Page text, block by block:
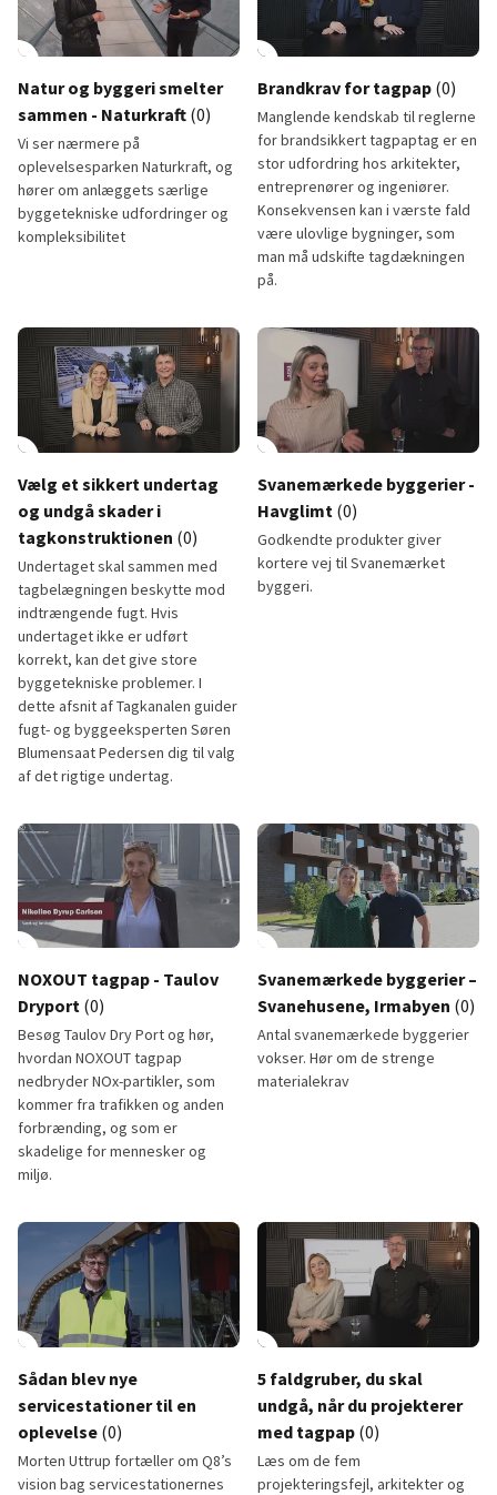
Natur og byggeri smelter
sammen - Naturkraft (0)
Vi ser nærmere på
oplevelsesparken Naturkraft, og
hører om anlæggets særlige
byggetekniske udfordringer og
kompleksibilitet
Natur og byggeri smelter sammen - Naturkraft
play_circle
8:58
Brandkrav for tagpap (0)
Manglende kendskab til reglerne
for brandsikkert tagpaptag er en
stor udfordring hos arkitekter,
entreprenører og ingeniører.
Konsekvensen kan i værste fald
være ulovlige bygninger, som
man må udskifte tagdækningen
på.
Brandkrav for tagpap
Vælg et sikkert undertag
og undgå skader i
tagkonstruktionen (0)
Undertaget skal sammen med
tagbelægningen beskytte mod
indtrængende fugt. Hvis
undertaget ikke er udført
korrekt, kan det give store
byggetekniske problemer. I
dette afsnit af Tagkanalen guider
fugt- og byggeeksperten Søren
Blumensaat Pedersen dig til valg
af det rigtige undertag.
play_circleSvanemærkede byggerier -
Havglimt (0)
Godkendte produkter giver
kortere vej til Svanemærket
byggeri.
NOXOUT tagpap - Taulov
Dryport (0)
Besøg Taulov Dry Port og hør,
hvordan NOXOUT tagpap
nedbryder NOx-partikler, som
kommer fra trafikken og anden
forbrænding, og som er
skadelige for mennesker og
miljø.
NOXOUT tagpap - Taulov Dryport
play_circle
10:14
Svanemærkede byggerier –
Svanehusene, Irmabyen (0)
Antal svanemærkede byggerier
vokser. Hør om de strenge
materialekrav
Svanemærkede byggerier –
Sådan blev nye
servicestationer til en
oplevelse (0)
Morten Uttrup fortæller om Q8’s
vision bag servicestationernes
play_circle
13:19
5 faldgruber, du skal
undgå, når du projekterer
med tagpap (0)
Læs om de fem
projekteringsfejl, arkitekter og